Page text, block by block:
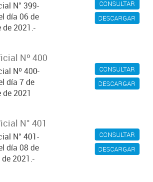
CONSULTAR
DESCARGAR
N° 399-
día 06 de
de 2021.-
CONSULTAR
DESCARGAR
Nº 400
Nº 400-
día 7 de
2021
CONSULTAR
DESCARGAR
N° 401
N° 401-
día 08 de
2021.-